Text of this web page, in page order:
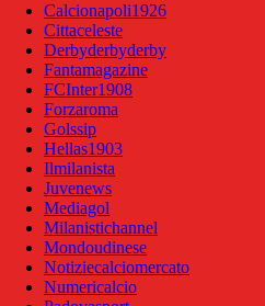
Calcionapoli1926
Cittaceleste
Derbyderbyderby
Fantamagazine
FCInter1908
Forzaroma
Golssip
Hellas1903
Ilmilanista
Juvenews
Mediagol
Milanistichannel
Mondoudinese
Notiziecalciomercato
Numericalcio